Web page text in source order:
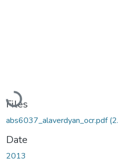
Loading...
Files
abs6037_alaverdyan_ocr.pdf
Date
2013